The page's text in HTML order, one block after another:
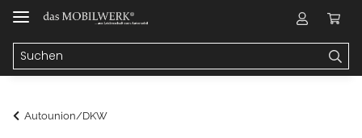
Autounion/DKW